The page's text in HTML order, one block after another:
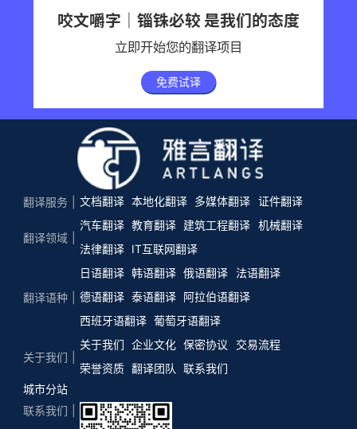
咬文嚼字｜锱铢必较 是我们的态度
立即开始您的翻译项目
免费试译
翻译服务 文档翻译 本地化翻译 多媒体翻译 证件翻译
翻译领域
汽车翻译 教育翻译 建筑工程翻译 机械翻译
法律翻译
IT互联网翻译
翻译语种
日语翻译 韩语翻译 俄语翻译
法语翻译
德语翻译 泰语翻译 阿拉伯语翻译
西班牙语翻译 葡萄牙语翻译
关于我们
关于我们 企业文化 保密协议
交易流程
荣誉资质 翻译团队
联系我们
城市分站
联系我们